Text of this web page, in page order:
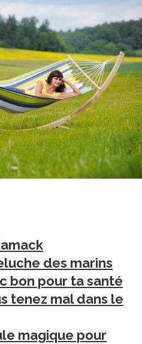
des marins
bon pour ta santé
tenez mal dans le
magique pour